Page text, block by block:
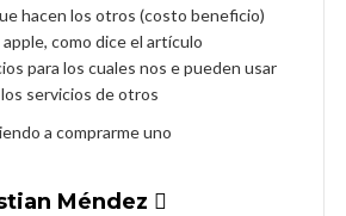
hacen los otros (costo beneficio)
como dice el artículo
para los cuales nos e pueden usar
servicios de otros
a comprarme uno
Méndez 